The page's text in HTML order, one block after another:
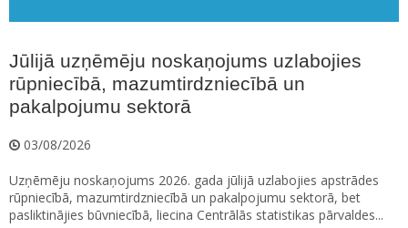
Jūlijā uzņēmēju noskaņojums uzlabojies
rūpniecībā, mazumtirdzniecībā un
pakalpojumu sektorā
03/08/2026
Uzņēmēju noskaņojums 2026. gada jūlijā uzlabojies apstrādes
rūpniecībā, mazumtirdzniecībā un pakalpojumu sektorā, bet
pasliktinājies būvniecībā, liecina Centrālās statistikas pārvaldes...